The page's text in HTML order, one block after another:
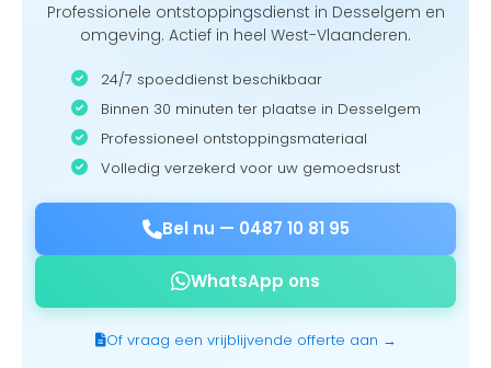
Professionele ontstoppingsdienst in Desselgem en
omgeving. Actief in heel West-Vlaanderen.
24/7 spoeddienst beschikbaar
Binnen 30 minuten ter plaatse in Desselgem
Professioneel ontstoppingsmateriaal
Volledig verzekerd voor uw gemoedsrust
Bel nu — 0487 10 81 95
WhatsApp ons
Of vraag een vrijblijvende offerte aan →